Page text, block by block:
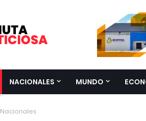
NACIONALES MUNDO
Nacionales